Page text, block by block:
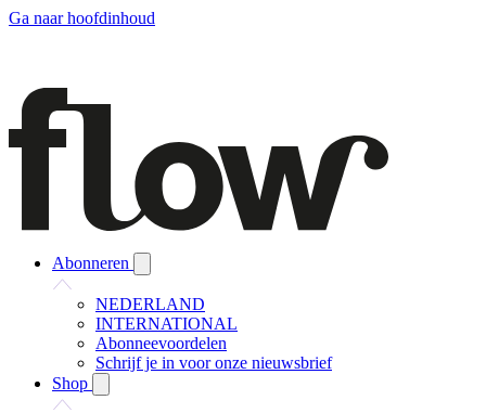
Ga naar hoofdinhoud
Abonneren
NEDERLAND
INTERNATIONAL
Abonneevoordelen
Schrijf je in voor onze nieuwsbrief
Shop